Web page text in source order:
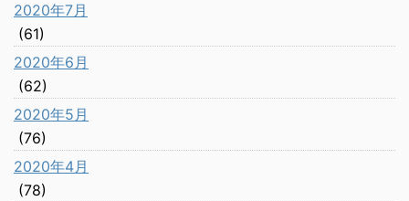
2020年7月
(61)
2020年6月
(62)
2020年5月
(76)
2020年4月
(78)